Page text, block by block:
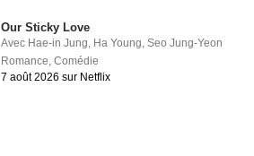
Our Sticky Love
Avec Hae-in Jung Ha Young ,Seo Jung-Yeon
Romance ,Comédie
7 août 2026 sur Netflix